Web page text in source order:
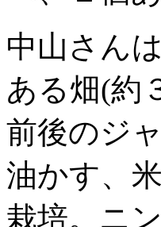
中山さん
ある畑(約
前後のジ
油かす、
栽培。ニ